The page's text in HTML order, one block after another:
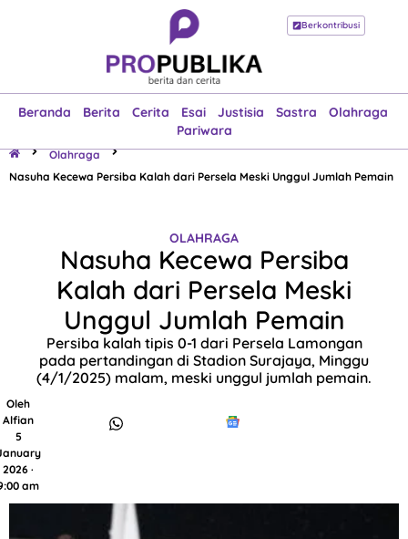
Berkontribusi
Beranda Berita Cerita Esai Justisia Sastra
Olahraga
Pariwara
Beranda
Esai
Justisia
Sastra
Olahraga
Pariwara
Olahraga
Nasuha Kecewa Persiba Kalah dari Persela Meski Unggul Jumlah Pemain
OLAHRAGA
Nasuha Kecewa Persiba
Kalah dari Persela Meski
Unggul Jumlah Pemain
Persiba kalah tipis 0-1 dari Persela Lamongan
pada pertandingan di Stadion Surajaya, Minggu
(4/1/2025) malam, meski unggul jumlah pemain.
Oleh
Alfian
5
2026 ·
am